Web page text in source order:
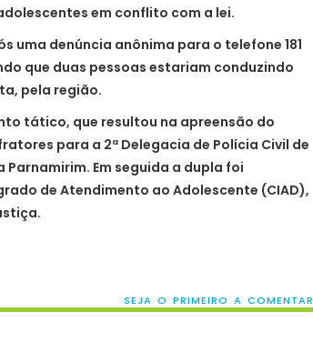
em conflito com a lei.
uma denúncia anônima para o telefone 181
que duas pessoas estariam conduzindo
pela região.
tático, que resultou na apreensão do
para a 2ª Delegacia de Polícia Civil de
Parnamirim. Em seguida a dupla foi
de Atendimento ao Adolescente (CIAD),
SEJA O PRIMEIRO A COMENTAR